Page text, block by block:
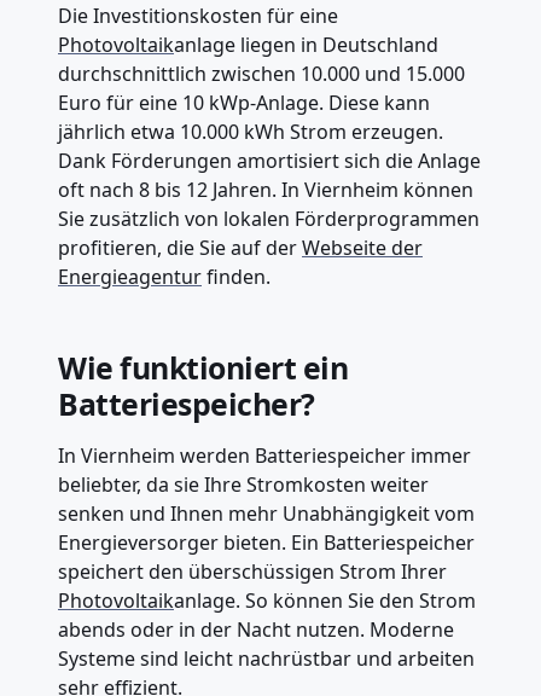
Die Investitionskosten für eine
Photovoltaikanlage liegen in Deutschland
durchschnittlich zwischen 10.000 und 15.000
Euro für eine 10 kWp-Anlage. Diese kann
jährlich etwa 10.000 kWh Strom erzeugen.
Dank Förderungen amortisiert sich die Anlage
oft nach 8 bis 12 Jahren. In Viernheim können
Sie zusätzlich von lokalen Förderprogrammen
profitieren, die Sie auf derWebseite der
Energieagenturfinden.
Wie funktioniert ein
Batteriespeicher?
In Viernheim werden Batteriespeicher immer
beliebter, da sie Ihre Stromkosten weiter
senken und Ihnen mehr Unabhängigkeit vom
Energieversorger bieten. Ein Batteriespeicher
speichert den überschüssigen Strom Ihrer
Photovoltaikanlage. So können Sie den Strom
abends oder in der Nacht nutzen. Moderne
Systeme sind leicht nachrüstbar und arbeiten
sehr effizient.